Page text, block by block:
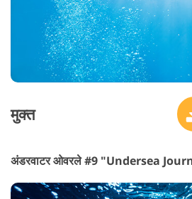
मुक्त
अंडरवाटर ओवरले #9 "Undersea